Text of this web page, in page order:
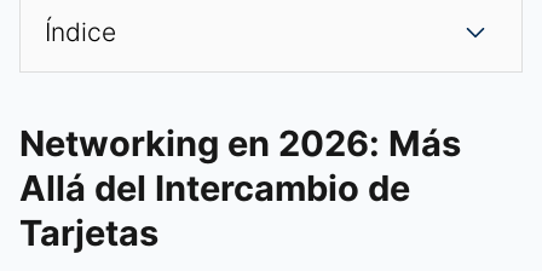
Índice
Networking en 2026: Más
Allá del Intercambio de
Tarjetas